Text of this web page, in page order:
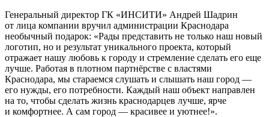
Генеральный директор ГК «ИНСИТИ» Андрей Шадрин
от лица компании вручил администрации Краснодара
необычный подарок: «Рады представить не только наш новый
логотип, но и результат уникального проекта, который
отражает нашу любовь к городу и стремление сделать его еще
лучше. Работая в плотном партнёрстве с властями
Краснодара, мы стараемся слушать и слышать наш город —
его нужды, его потребности. Каждый наш объект направлен
на то, чтобы сделать жизнь краснодарцев лучше, ярче
и комфортнее. А сам город — красивее и уютнее!».